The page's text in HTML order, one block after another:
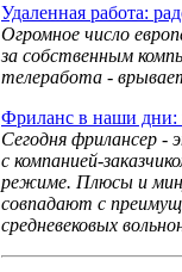
Удаленная работа:
Огромное число
за собственным
телеработа -
Фриланс в наши дни:
Сегодня фрилансер
с компанией-
режиме. Плюсы и
совпадают с
средневековых